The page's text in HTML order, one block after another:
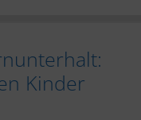
Kinder